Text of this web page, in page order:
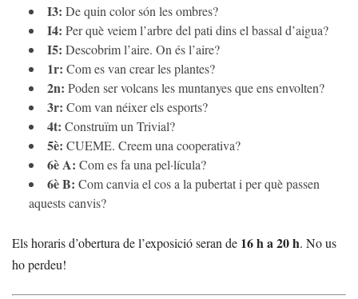
I3: De quin color són les ombres?
I4: Per què veiem l’arbre del pati dins el bassal d’aigua?
I5: Descobrim l’aire. On és l’aire?
1r: Com es van crear les plantes?
2n: Poden ser volcans les muntanyes que ens envolten?
3r: Com van néixer els esports?
4t: Construïm un Trivial?
5è: CUEME. Creem una cooperativa?
6è A: Com es fa una pel·lícula?
6è B: Com canvia el cos a la pubertat i per què passen
aquests canvis?
Els horaris d’obertura de l’exposició seran de 16 h a 20 h. No us
ho perdeu!